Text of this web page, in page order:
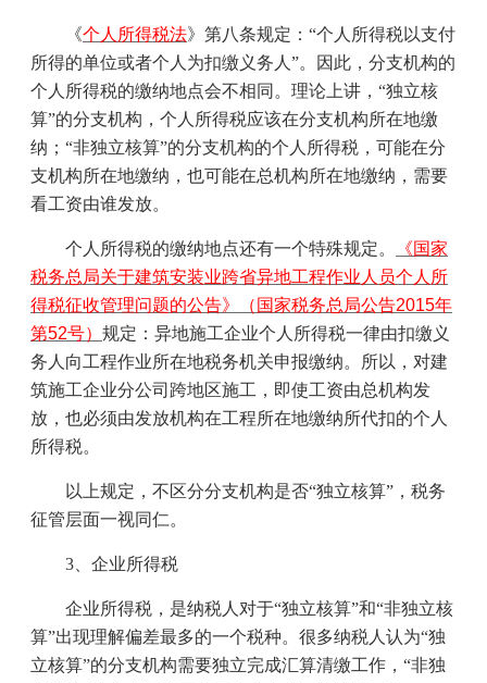
《个人所得税法》第八条规定：“个人所得税以支付
所得的单位或者个人为扣缴义务人”。因此，分支机构的
个人所得税的缴纳地点会不相同。理论上讲，“独立核
算”的分支机构，个人所得税应该在分支机构所在地缴
纳；“非独立核算”的分支机构的个人所得税，可能在分
支机构所在地缴纳，也可能在总机构所在地缴纳，需要
看工资由谁发放。
个人所得税的缴纳地点还有一个特殊规定。
《国家
税务总局关于建筑安装业跨省异地工程作业人员个人所
得税征收管理问题的公告》（国家税务总局公告2015年
第52号） 规定：异地施工企业个人所得税一律由扣缴义
务人向工程作业所在地税务机关申报缴纳。所以，对建
筑施工企业分公司跨地区施工，即使工资由总机构发
放，也必须由发放机构在工程所在地缴纳所代扣的个人
所得税。
以上规定，不区分分支机构是否“独立核算”，税务
征管层面一视同仁。
3 、企业所得税
企业所得税，是纳税人对于“独立核算”和“非独立核
算”出现理解偏差最多的一个税种。很多纳税人认为“独
立核算”的分支机构需要独立完成汇算清缴工作，“非独